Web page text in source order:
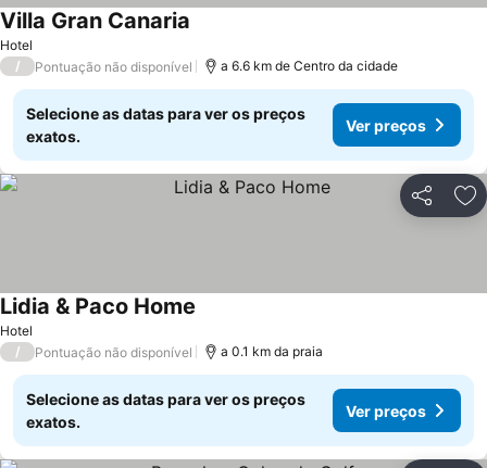
Hotel
Villa Gran Canaria
/ Pontuação não disponível a 6.6 km de Centro da cidade
Selecione as datas para ver os preços
exatos.
Ver preços
Partilhar
Hotel
Lidia & Paco Home
/ Pontuação não disponível a 0.1 km da praia
Selecione as datas para ver os preços
exatos.
Ver preços